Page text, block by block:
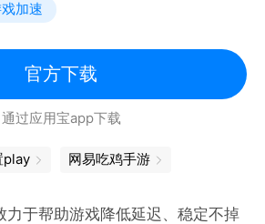
加速
官方下载
通过应用宝app下载
play 网易吃鸡手游
力于帮助游戏降低延迟、稳定不掉